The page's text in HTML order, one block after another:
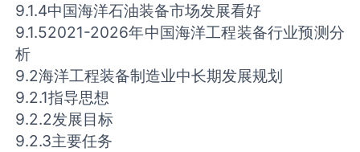
9.1.4中国海洋石油装备市场发展看好
9.1.52021-2026年中国海洋工程装备行业预测分
析
9.2海洋工程装备制造业中长期发展规划
9.2.1指导思想
9.2.2发展目标
9.2.3主要任务